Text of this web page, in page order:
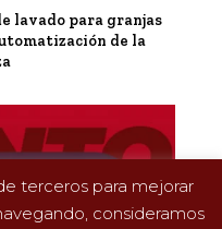
lavado para granjas
de la
terceros para mejorar
consideramos